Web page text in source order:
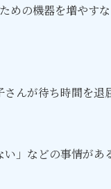
めの機器を増やす
んが待ち時間を
い」などの事情が